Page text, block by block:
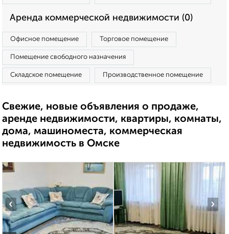
Аренда коммерческой недвижимости (0)
Офисное помещение Торговое помещение
Помещение свободного назначения
Складское помещение Производственное помещение
Свежие, новые объявления о продаже,
аренде недвижимости, квартиры, комнаты,
дома, машиноместа, коммерческая
недвижимость в Омске
‹ ›